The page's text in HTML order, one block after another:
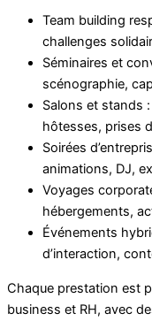
Team building
challenges
Séminaires et
scénographie,
Salons et stands
hôtesses, prises
Soirées
animations, DJ,
Voyages
hébergements,
Événements
d’interaction,
Chaque prestation est
business et RH, avec